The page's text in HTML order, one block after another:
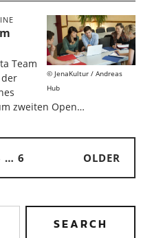
JenaKultur / Andreas
Hub
Team
zweiten Open…
… 6 OLDER